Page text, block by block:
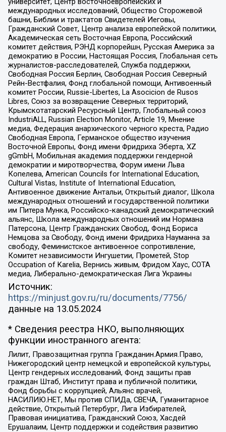
международных исследований, Общество Сторожевой
башни, Библии и трактатов Свидетелей Иеговы,
Гражданский Совет, Центр анализа европейской политики,
Академическая сеть Восточная Европа, Российский
комитет действия, РЭНД корпорейшн, Русская Америка за
демократию в России, Настоящая Россия, Глобальная сеть
журналистов-расследователей, Служба поддержки,
Свободная Россия Берлин, Свободная Россия Северный
Рейн-Вестфалия, Фонд глобальной помощи, Антивоенный
комитет России, Russie-Libertes, La Asocicion de Rusos
Libres, Союз за возвращение Северных территорий,
Крымскотатарский Ресурсный Центр, Глобальный союз
IndustriALL, Russian Election Monitor, Article 19, Мнение
медиа, Федерация анархического черного креста, Радио
Свободная Европа, Германское общество изучения
Восточной Европы, Фонд имени Фридриха Эберта, XZ
gGmbH, Мобильная академия поддержки гендерной
демократии и миротворчества, Форум имени Льва
Копелева, American Councils for International Education,
Cultural Vistas, Institute of International Education,
Антивоенное движение Антальи, Открытый диалог, Школа
международных отношений и государственной политики
им Питера Мунка, Российско-канадский демократический
альянс, Школа международных отношений им Нормана
Патерсона, Центр Гражданских Свобод, Фонд Бориса
Немцова за Свободу, Фонд имени Фридриха Науманна за
свободу, Феминистское антивоенное сопротивление,
Комитет независимости Ингушетии, Прометей, Stop
Occupation of Karelia, Вернись живым, Фридом Хаус, СОТА
медиа, Либерально-демократическая Лига Украины
Источник:
https://minjust.gov.ru/ru/documents/7756/
данные на 13.05.2024
* Сведения реестра НКО, выполняющих
функции иностранного агента:
Лилит, Правозащитная группа Гражданин.Армия.Право,
Нижегородский центр немецкой и европейской культуры,
Центр гендерных исследований, Фонд защиты прав
граждан Штаб, Институт права и публичной политики,
Фонд борьбы с коррупцией, Альянс врачей,
НАСИЛИЮ.НЕТ, Мы против СПИДа, СВЕЧА, Гуманитарное
действие, Открытый Петербург, Лига Избирателей,
Правовая инициатива, Гражданский Союз, Хасдей
Ерушалаим, Центр поддержки и содействия развитию